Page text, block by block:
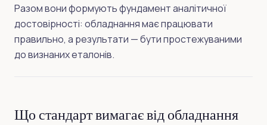
Разом вони формують фундамент аналітичної
достовірності: обладнання має працювати
правильно, а результати — бути простежуваними
до визнаних еталонів.
Що стандарт вимагає від обладнання